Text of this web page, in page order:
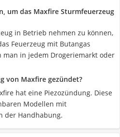
um das Maxfire Sturmfeuerzeug
in Betrieb nehmen zu können,
Feuerzeug mit Butangas
man in jedem Drogeriemarkt oder
von Maxfire gezündet?
hat eine Piezozündung. Diese
Modellen mit
der Handhabung.